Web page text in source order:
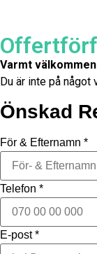
Varmt
Du är inte på något
Önskad
För & Efternamn *
Telefon *
E-post*